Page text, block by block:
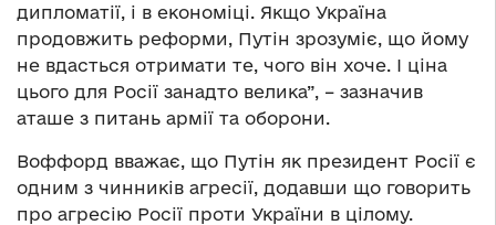
дипломатії, і в економіці. Якщо Україна
продовжить реформи, Путін зрозуміє, що йому
не вдасться отримати те, чого він хоче. І ціна
цього для Росії занадто велика”, – зазначив
аташе з питань армії та оборони.
Воффорд вважає, що Путін як президент Росії є
одним з чинників агресії, додавши що говорить
про агресію Росії проти України в цілому.